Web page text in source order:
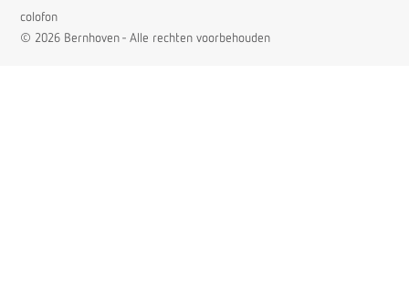
colofon
© 2026 Bernhoven - Alle rechten voorbehouden